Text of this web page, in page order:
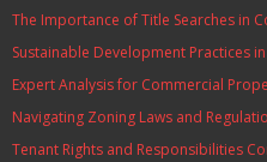
The Importance of Title Searches in
Sustainable Development Practices
Expert Analysis for Commercial
Navigating Zoning Laws and
Tenant Rights and Responsibilities